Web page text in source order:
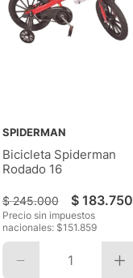
SPIDERMAN
Bicicleta Spiderman
Rodado 16
$ 245.000 $ 183.750
Precio sin impuestos
nacionales: $151.859
1